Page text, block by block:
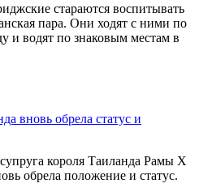
стараются воспитывать
пара. Они ходят с ними по
и водят по знаковым местам в
вновь обрела статус и
короля Таиланда Рамы Х
обрела положение и статус.